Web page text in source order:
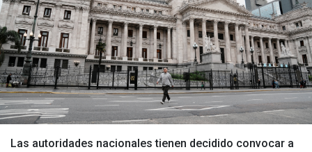
Las autoridades nacionales tienen decidido convocar a